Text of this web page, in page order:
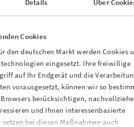
Cookies
den deutschen Markt werden Cookies
eingesetzt. Ihre freiwillige
auf Ihr Endgerät und die
vorausgesetzt, können wir so
berücksichtigen,
und Ihnen interessenbasierte
bei diesen Maßnahmen auch